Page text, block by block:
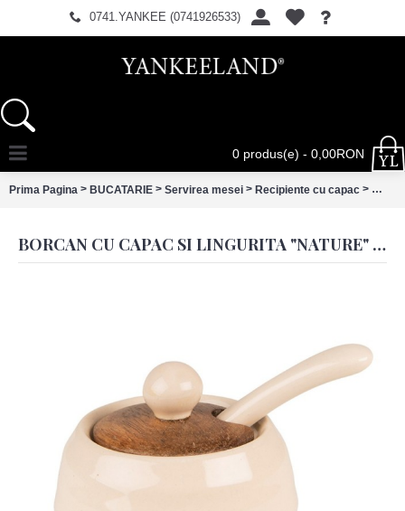
0741.YANKEE (0741926533)
0 produs(e) - 0,00RON
Prima Pagina > BUCATARIE > Servirea mesei > Recipiente cu capac >
BORCAN CU CAPAC SI LINGURITA "NATURE" Ø 8X6CM, CLAYRE & EEF